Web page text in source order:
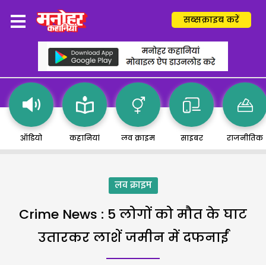
सब्सक्राइब करें
ऑडियो कहानियां लव क्राइम साइबर राजनीतिक
लव क्राइम
Crime News : 5 लोगों को मौत के घाट
उतारकर लाशें जमीन में दफनाईं